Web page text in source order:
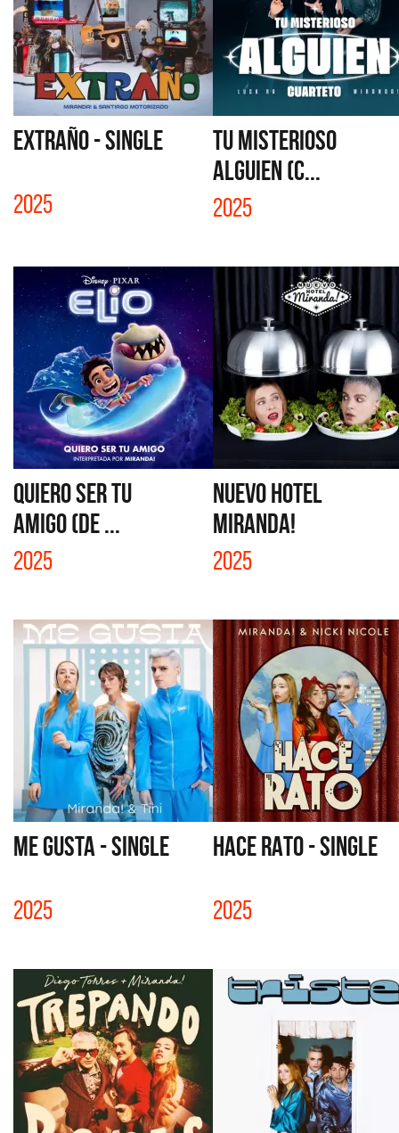
EXTRAÑO - SINGLE
2025
TU MISTERIOSO
ALGUIEN (C...
2025
QUIERO SER TU
AMIGO (DE ...
2025
NUEVO HOTEL
MIRANDA!
2025
ME GUSTA - SINGLE
2025
HACE RATO - SINGLE
2025